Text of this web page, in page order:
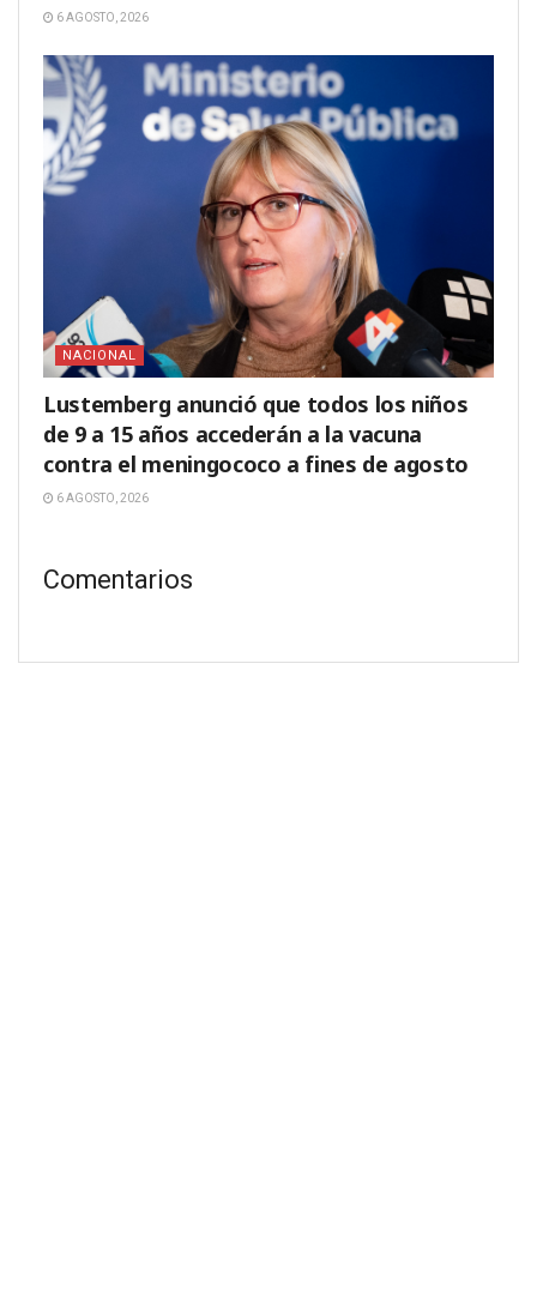
6 AGOSTO, 2026
NACIONAL
Lustemberg anunció que todos los niños
de 9 a 15 años accederán a la vacuna
contra el meningococo a fines de agosto
6 AGOSTO, 2026
Comentarios